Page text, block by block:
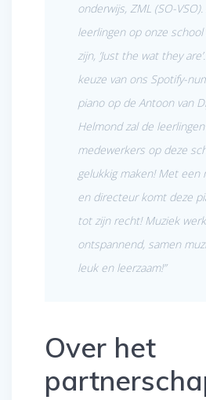
onderwijs, ZML (SO-VSO).
leerlingen op onze school
zijn, ‘Just the wat they
keuze van ons Spotify-
piano op de Antoon van
Helmond zal de
medewerkers op deze
gelukkig maken! Met een
en directeur komt deze
tot zijn recht! Muziek
ontspannend, samen
leuk en leerzaam!”
Over het